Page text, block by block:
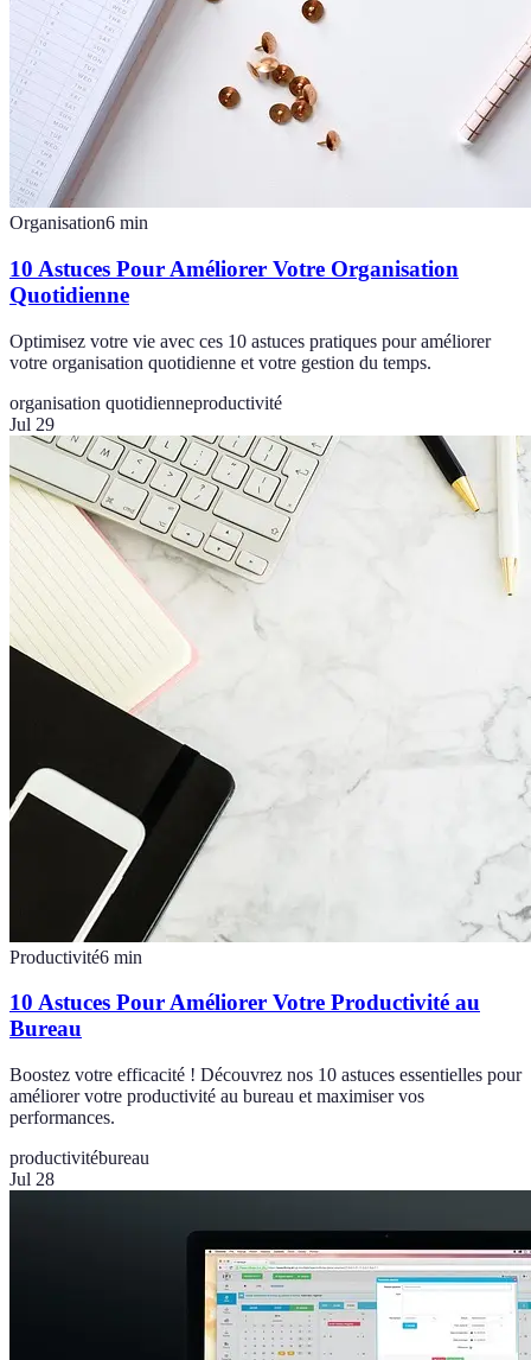
Organisation6 min
10 Astuces Pour Améliorer Votre Organisation
Quotidienne
Optimisez votre vie avec ces 10 astuces pratiques pour améliorer
votre organisation quotidienne et votre gestion du temps.
organisation quotidienneproductivité
Jul 29
Productivité6 min
10 Astuces Pour Améliorer Votre Productivité au
Bureau
Boostez votre efficacité ! Découvrez nos 10 astuces essentielles pour
améliorer votre productivité au bureau et maximiser vos
performances.
productivitébureau
Jul 28